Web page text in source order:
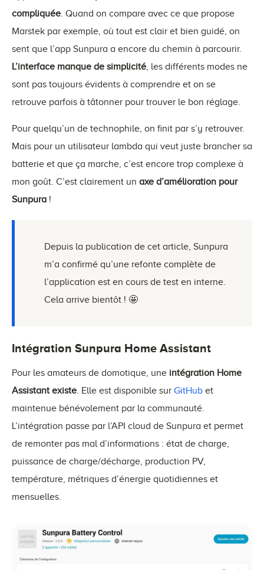
compliquée . Quand on compare avec ce que propose
Marstek par exemple, où tout est clair et bien guidé, on
sent que l’app Sunpura a encore du chemin à parcourir.
L’interface manque de simplicité , les différents modes ne
sont pas toujours évidents à comprendre et on se
retrouve parfois à tâtonner pour trouver le bon réglage.
Pour quelqu’un de technophile, on finit par s’y retrouver.
Mais pour un utilisateur lambda qui veut juste brancher sa
batterie et que ça marche, c’est encore trop complexe à
mon goût. C’est clairement un axe d’amélioration pour
Sunpura !
Depuis la publication de cet article, Sunpura
m’a confirmé qu’une refonte complète de
l’application est en cours de test en interne.
Cela arrive bientôt ! 🤩
Intégration Sunpura Home Assistant
Pour les amateurs de domotique, une intégration Home
Assistant existe . Elle est disponible sur GitHub et
maintenue bénévolement par la communauté.
L’intégration passe par l’API cloud de Sunpura et permet
de remonter pas mal d’informations : état de charge,
puissance de charge/décharge, production PV,
température, métriques d’énergie quotidiennes et
mensuelles.